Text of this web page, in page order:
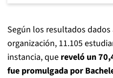
Según los resultados
organización, 11.105
instancia, que reveló un
fue promulgada por